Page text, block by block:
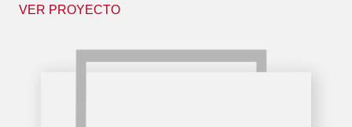
VER PROYECTO